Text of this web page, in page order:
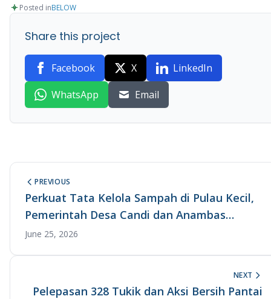
Posted inBELOW
Share this project
Facebook X
LinkedIn
WhatsApp
Email
PREVIOUS
Perkuat Tata Kelola Sampah di Pulau Kecil,
Pemerintah Desa Candi dan Anambas
Foundation Revitalisasi Bank Sampah
June 25, 2026
NEXT
Pelepasan 328 Tukik dan Aksi Bersih Pantai